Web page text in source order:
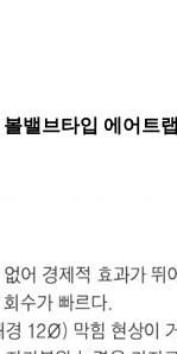
볼밸브타입 에어트랩